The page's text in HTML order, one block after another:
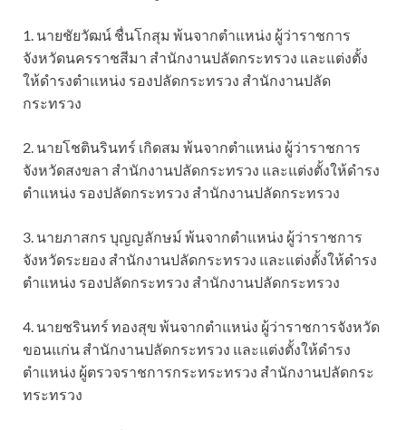
1. นายชัยวัฒน์ ชื่นโกสุม พ้นจากตำแหน่ง ผู้ว่าราชการ
จังหวัดนครราชสีมา สำนักงานปลัดกระทรวง และแต่งตั้ง
ให้ดำรงตำแหน่ง รองปลัดกระทรวง สำนักงานปลัด
กระทรวง
2. นายโชตินรินทร์ เกิดสม พ้นจากตำแหน่ง ผู้ว่าราชการ
จังหวัดสงขลา สำนักงานปลัดกระทรวง และแต่งตั้งให้ดำรง
ตำแหน่ง รองปลัดกระทรวง สำนักงานปลัดกระทรวง
3. นายภาสกร บุญญลักษม์ พ้นจากตำแหน่ง ผู้ว่าราชการ
จังหวัดระยอง สำนักงานปลัดกระทรวง และแต่งตั้งให้ดำรง
ตำแหน่ง รองปลัดกระทรวง สำนักงานปลัดกระทรวง
4. นายชรินทร์ ทองสุข พ้นจากตำแหน่ง ผู้ว่าราชการจังหวัด
ขอนแก่น สำนักงานปลัดกระทรวง และแต่งตั้งให้ดำรง
ตำแหน่ง ผู้ตรวจราชการกระทระทรวง สำนักงานปลัดกระ
ทระทรวง